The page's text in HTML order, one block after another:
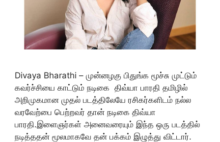
Divaya Bharathi – முன்னழகு பிதுங்க மூச்சு முட்டும்
கவர்ச்சியை காட்டும் நடிகை திவ்யா பாரதி தமிழில்
அறிமுகமான முதல் படத்திலேயே ரசிகர்களிடம் நல்ல
வரவேற்பை பெற்றவர் தான் நடிகை திவ்யா
பாரதி.இளைஞர்கள் அனைவரையும் இந்த ஒரு படத்தில்
நடித்ததன் மூலமாகவே தன் பக்கம் இழுத்து விட்டார்.